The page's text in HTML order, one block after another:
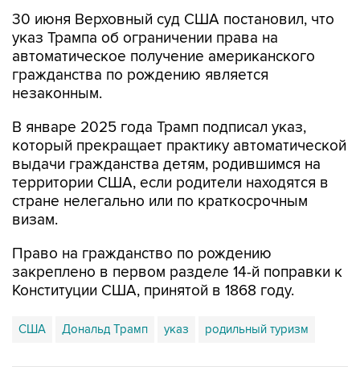
30 июня Верховный суд США постановил, что
указ Трампа об ограничении права на
автоматическое получение американского
гражданства по рождению является
незаконным.
В январе 2025 года Трамп подписал указ,
который прекращает практику автоматической
выдачи гражданства детям, родившимся на
территории США, если родители находятся в
стране нелегально или по краткосрочным
визам.
Право на гражданство по рождению
закреплено в первом разделе 14-й поправки к
Конституции США, принятой в 1868 году.
США Дональд Трамп указ родильный туризм